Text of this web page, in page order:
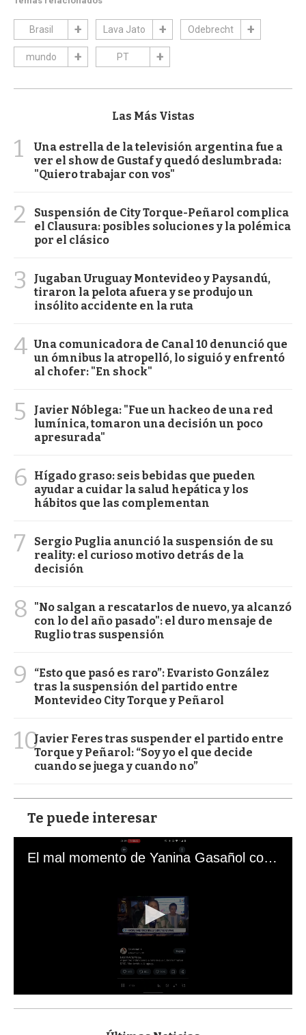
Brasil Lava Jato Odebrecht
mundo PT
Las Más Vistas
1
Una estrella de la televisión argentina fue a
ver el show de Gustaf y quedó deslumbrada:
"Quiero trabajar con vos"
2
Suspensión de City Torque-Peñarol complica
el Clausura: posibles soluciones y la polémica
por el clásico
3
Jugaban Uruguay Montevideo y Paysandú,
tiraron la pelota afuera y se produjo un
insólito accidente en la ruta
4 Una comunicadora de Canal 10 denunció que
un ómnibus la atropelló, lo siguió y enfrentó
al chofer: "En shock"
5
Javier Nóblega: "Fue un hackeo de una red
lumínica, tomaron una decisión un poco
apresurada"
6
Hígado graso: seis bebidas que pueden
ayudar a cuidar la salud hepática y los
hábitos que las complementan
7
Sergio Puglia anunció la suspensión de su
reality: el curioso motivo detrás de la
decisión
8
"No salgan a rescatarlos de nuevo, ya alcanzó
con lo del año pasado": el duro mensaje de
Ruglio tras suspensión
9
“Esto que pasó es raro”: Evaristo González
tras la suspensión del partido entre
Montevideo City Torque y Peñarol
10Javier Feres tras suspender el partido entre
Torque y Peñarol: “Soy yo el que decide
cuando se juega y cuando no”
Te puede interesar
El mal momento de Yanina Gasañol con un hincha argentino en "Subrayado"
s